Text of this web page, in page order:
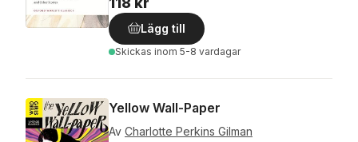
Lägg till
Skickas inom 5-8 vardagar
Yellow Wall-Paper
Av Charlotte Perkins Gilman